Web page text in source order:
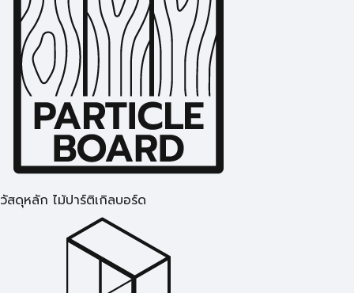
วัสดุหลัก ไม้ปาร์ติเกิลบอร์ด